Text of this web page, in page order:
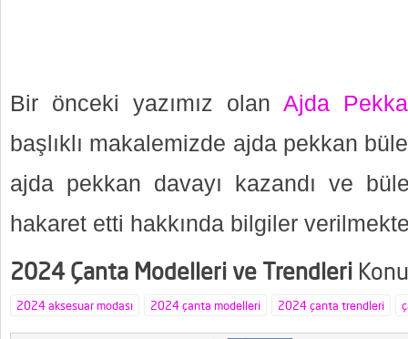
Bir önceki yazımız olan Ajda
başlıklı makalemizde ajda pekkan
ajda pekkan davayı kazandı ve
hakaret etti hakkında bilgiler
2024 Çanta Modelleri ve Trendleri
2024 aksesuar modası 2024 çanta modelleri 2024 çanta trendleri